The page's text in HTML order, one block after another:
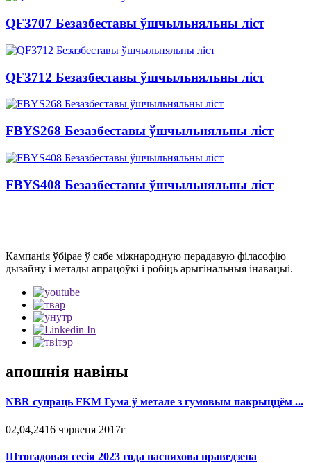
QF3707 Безазбеставы ўшчыльняльны ліст
QF3712 Безазбеставы ўшчыльняльны ліст
FBYS268 Безазбеставы ўшчыльняльны ліст
FBYS408 Безазбеставы ўшчыльняльны ліст
Кампанія ўбірае ў сябе міжнародную перадавую філасофію
дызайну і метады апрацоўкі і робіць арыгінальныя інавацыі.
апошнія навіны
NBR супраць FKM Гума ў метале з гумовым пакрыццём ...
02,04,2416 чэрвеня 2017г
Штогадовая сесія 2023 года паспяхова праведзена